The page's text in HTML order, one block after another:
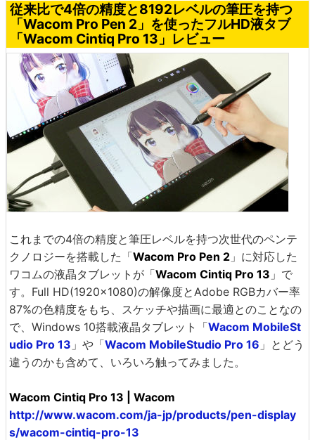
従来比で4倍の精度と8192レベルの筆圧を持つ
「Wacom Pro Pen 2」を使ったフルHD液タブ
「Wacom Cintiq Pro 13」レビュー
これまでの4倍の精度と筆圧レベルを持つ次世代のペンテ
クノロジーを搭載した「Wacom Pro Pen 2 」に対応した
ワコムの液晶タブレットが「Wacom Cintiq Pro 13 」で
す。Full HD(1920×1080)の解像度とAdobe RGBカバー率
87%の色精度をもち、スケッチや描画に最適とのことなの
で、Windows 10搭載液晶タブレット「Wacom MobileSt
udio Pro 13 」や「Wacom MobileStudio Pro 16 」とどう
違うのかも含めて、いろいろ触ってみました。
Wacom Cintiq Pro 13 | Wacom
http://www.wacom.com/ja-jp/products/pen-display
s/wacom-cintiq-pro-13